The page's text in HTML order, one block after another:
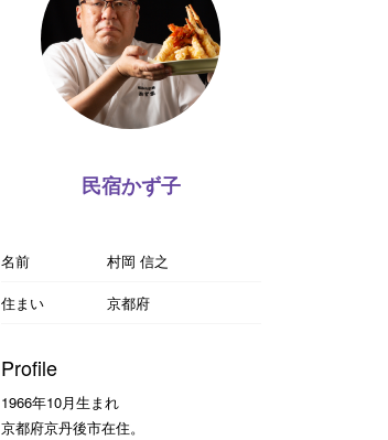
民宿かず子
名前
村岡 信之
住まい
京都府
Profile
1966年10月生まれ
京都府京丹後市在住。